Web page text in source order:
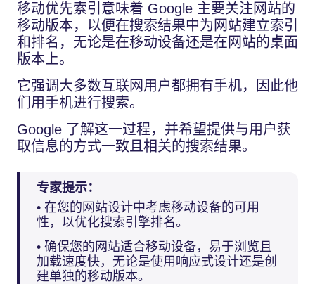
移动优先索引意味着 Google 主要关注网站的
移动版本，以便在搜索结果中为网站建立索引
和排名，无论是在移动设备还是在网站的桌面
版本上。
它强调大多数互联网用户都拥有手机，因此他
们用手机进行搜索。
Google 了解这一过程，并希望提供与用户获
取信息的方式一致且相关的搜索结果。
专家提示：
• 在您的网站设计中考虑移动设备的可用
性，以优化搜索引擎排名。
• 确保您的网站适合移动设备，易于浏览且
加载速度快，无论是使用响应式设计还是创
建单独的移动版本。